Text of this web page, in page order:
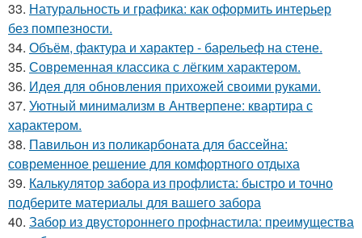
33. Натуральность и графика: как оформить интерьер
без помпезности.
34. Объём, фактура и характер - барельеф на стене.
35. Современная классика с лёгким характером.
36. Идея для обновления прихожей своими руками.
37. Уютный минимализм в Антверпене: квартира с
характером.
38. Павильон из поликарбоната для бассейна:
современное решение для комфортного отдыха
39. Калькулятор забора из профлиста: быстро и точно
подберите материалы для вашего забора
40. Забор из двустороннего профнастила: преимущества